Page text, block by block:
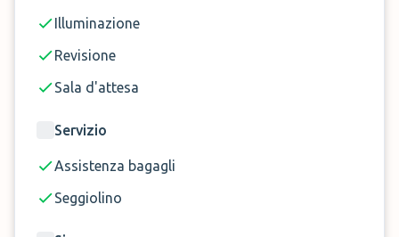
Illuminazione
Revisione
Sala d'attesa
Servizio
Assistenza bagagli
Seggiolino